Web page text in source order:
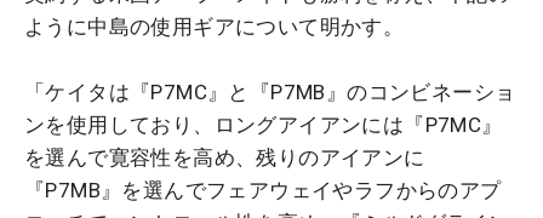
ように中島の使用ギアについて明かす。
「ケイタは『P7MC』と『P7MB』のコンビネーショ
ンを使用しており、ロングアイアンには『P7MC』
を選んで寛容性を高め、残りのアイアンに
『P7MB』を選んでフェアウェイやラフからのアプ